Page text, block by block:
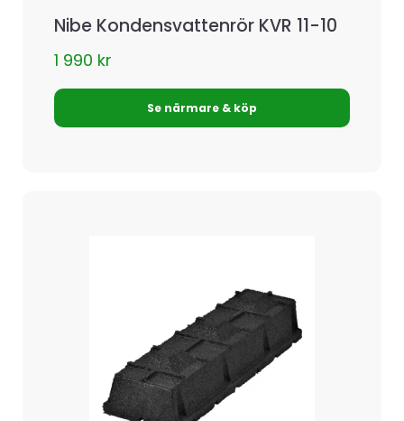
Nibe Kondensvattenrör KVR 11-10
1 990 kr
Se närmare & köp